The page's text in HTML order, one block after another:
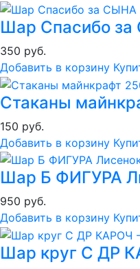
Шар Спасибо
350 руб.
Добавить в корзину
Стаканы
150 руб.
Добавить в корзину
Шар Б ФИГУРА
950 руб.
Добавить в корзину
Шар круг С ДР